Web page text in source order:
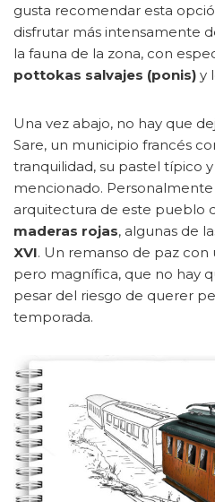
gusta recomendar esta
disfrutar más intensamente
la fauna de la zona, con
pottokas salvajes (ponis) y
Una vez abajo, no hay que
Sare, un municipio francés
tranquilidad, su pastel típico
mencionado.
arquitectura de este pueblo
maderas rojas, algunas de
XVI. Un remanso de paz
pero magnífica, que no hay
pesar del riesgo de querer
temporada.